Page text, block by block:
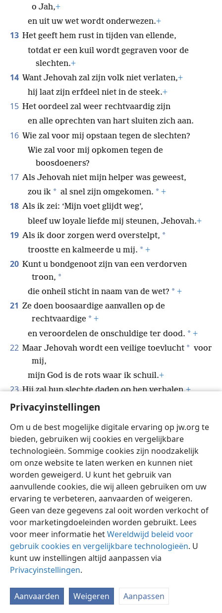
Privacyinstellingen
Om u de best mogelijke digitale ervaring op jw.org te
bieden, gebruiken wij cookies en vergelijkbare
technologieën. Sommige cookies zijn noodzakelijk
om onze website te laten werken en kunnen niet
worden geweigerd. U kunt het gebruik van
aanvullende cookies, die wij alleen gebruiken om uw
ervaring te verbeteren, aanvaarden of weigeren.
Geen van deze gegevens zal ooit worden verkocht of
voor marketingdoeleinden worden gebruikt. Lees
voor meer informatie hetWereldwijd beleid voor
gebruik cookies en vergelijkbare technologieën. U
kunt uw instellingen altijd aanpassen via
Privacyinstellingen.
Aanvaarden Weigeren Aanpassen
o Jah,+
en uit uw wet wordt onderwezen.+
13 Het geeft hem rust in tijden van ellende,
totdat er een kuil wordt gegraven voor de
slechten.+
14 Want Jehovah zal zijn volk niet verlaten,+
hij laat zijn erfdeel niet in de steek.+
15 Het oordeel zal weer rechtvaardig zijn
en alle oprechten van hart sluiten zich aan.
16 Wie zal voor mij opstaan tegen de slechten?
Wie zal voor mij opkomen tegen de
boosdoeners?
17 Als Jehovah niet mijn helper was geweest,
zou ik * al snel zijn omgekomen. * +
18 Als ik zei: ‘Mijn voet glijdt weg’,
bleef uw loyale liefde mij steunen, Jehovah.+
19 Als ik door zorgen werd overstelpt, *
troostte en kalmeerde u mij. * +
20 Kunt u bondgenoot zijn van een verdorven
troon, *
die onheil sticht in naam van de wet? * +
21 Ze doen boosaardige aanvallen op de
rechtvaardige * +
en veroordelen de onschuldige ter dood. * +
22 Maar Jehovah wordt een veilige toevlucht * voor
mij,
mijn God is de rots waar ik schuil.+
23 Hij zal hun slechte daden op hen verhalen.+
Met hun eigen kwaad zal hij hun het zwijgen
Jehovah, onze God, zal hun het zwijgen
opleggen.+
Nederlands Delen Instellingen
Copyright © 2026 Watch Tower Bible and Tract Society of Pennsylvania
Gebruiksvoorwaarden Privacybeleid
Privacyinstellingen
JW.ORG
Inloggen